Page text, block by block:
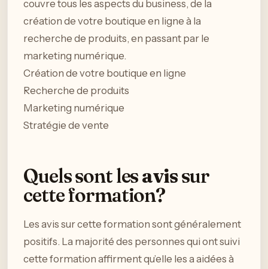
couvre tous les aspects du business, de la
création de votre boutique en ligne à la
recherche de produits, en passant par le
marketing numérique.
Création de votre boutique en ligne
Recherche de produits
Marketing numérique
Stratégie de vente
Quels sont lesavissur
cette formation?
Les avis sur cette formation sont généralement
positifs. La majorité des personnes qui ont suivi
cette formation affirment qu’elle les a aidées à